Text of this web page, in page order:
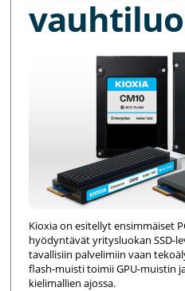
Kioxia on esitellyt ensimmäiset
hyödyntävät yritysluokan SSD-
tavallisiin palvelimiin vaan
flash-muisti toimii GPU-muistin
kielimallien ajossa.